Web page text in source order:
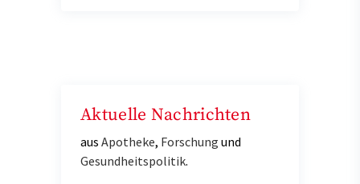
Aktuelle Nachrichten
aus Apotheke, Forschung und
Gesundheitspolitik.